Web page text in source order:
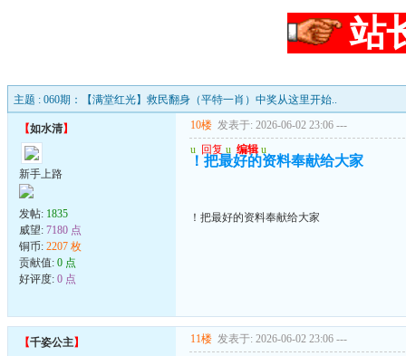
站
主题 : 060期：【满堂红光】救民翻身（平特一肖）中奖从这里开始..
【如水清】
新手上路
发帖: 1835
威望: 7180 点
铜币: 2207 枚
贡献值: 0 点
好评度: 0 点
10楼 发表于: 2026-06-02 23:06 ---
u 回复 u 编辑 u
！把最好的资料奉献给大家
！把最好的资料奉献给大家
【千姿公主】 11楼 发表于: 2026-06-02 23:06 ---